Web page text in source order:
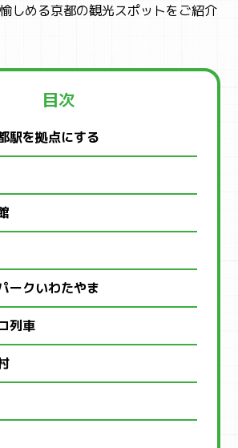
しめる京都の観光スポットをご紹介
目次
駅を拠点にする
ークいわたやま
列車